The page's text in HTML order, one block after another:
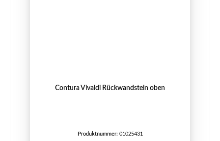
Contura Vivaldi Rückwandstein oben
Produktnummer: 01025431